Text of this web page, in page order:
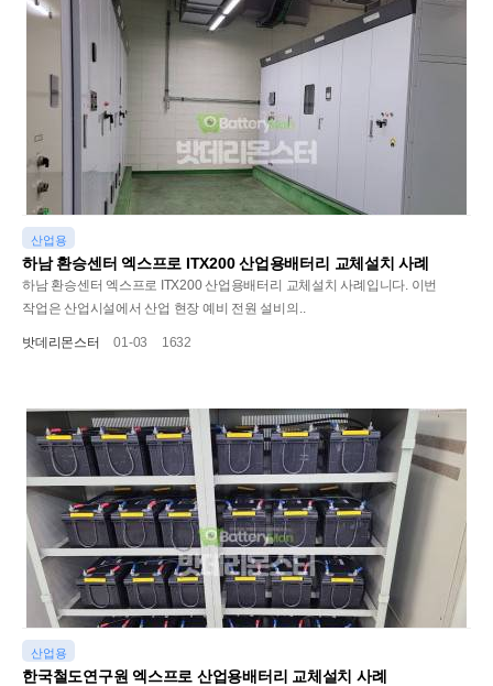
산업용
하남 환승센터 엑스프로 ITX200 산업용배터리 교체설치 사례
하남 환승센터 엑스프로 ITX200 산업용배터리 교체설치 사례입니다. 이번
작업은 산업시설에서 산업 현장 예비 전원 설비의..
밧데리몬스터 01-03 1632
산업용
한국철도연구원 엑스프로 산업용배터리 교체설치 사례